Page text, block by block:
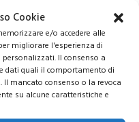
Cookie
e/o accedere alle
migliorare l'esperienza di
Il consenso a
dati quali il comportamento di
mancato consenso o la revoca
su alcune caratteristiche e